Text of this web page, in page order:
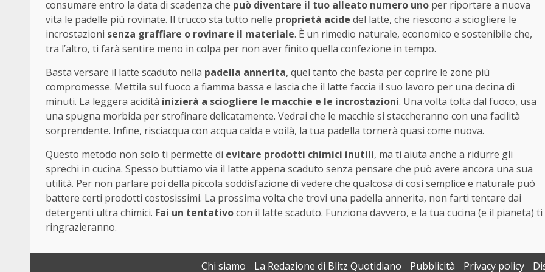
consumare entro la data di scadenza che può diventare il tuo alleato numero uno per riportare a nuova
vita le padelle più rovinate. Il trucco sta tutto nelle proprietà acide del latte, che riescono a sciogliere le
incrostazioni senza graffiare o rovinare il materiale. È un rimedio naturale, economico e sostenibile che,
tra l’altro, ti farà sentire meno in colpa per non aver finito quella confezione in tempo.
Basta versare il latte scaduto nella padella annerita, quel tanto che basta per coprire le zone più
compromesse. Mettila sul fuoco a fiamma bassa e lascia che il latte faccia il suo lavoro per una decina di
minuti. La leggera acidità inizierà a sciogliere le macchie e le incrostazioni. Una volta tolta dal fuoco, usa
una spugna morbida per strofinare delicatamente. Vedrai che le macchie si staccheranno con una facilità
sorprendente. Infine, risciacqua con acqua calda e voilà, la tua padella tornerà quasi come nuova.
Questo metodo non solo ti permette di evitare prodotti chimici inutili, ma ti aiuta anche a ridurre gli
sprechi in cucina. Spesso buttiamo via il latte appena scaduto senza pensare che può avere ancora una sua
utilità. Per non parlare poi della piccola soddisfazione di vedere che qualcosa di così semplice e naturale può
battere certi prodotti costosissimi. La prossima volta che trovi una padella annerita, non farti tentare dai
detergenti ultra chimici. Fai un tentativocon il latte scaduto. Funziona davvero, e la tua cucina (e il pianeta) ti
ringrazieranno.
Chi siamo La Redazione di Blitz Quotidiano Pubblicità Privacy policy